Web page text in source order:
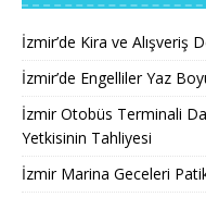
İzmir’de Kira ve Alışveriş
İzmir’de Engelliler Yaz
İzmir Otobüs Terminali
Yetkisinin Tahliyesi
İzmir Marina Geceleri